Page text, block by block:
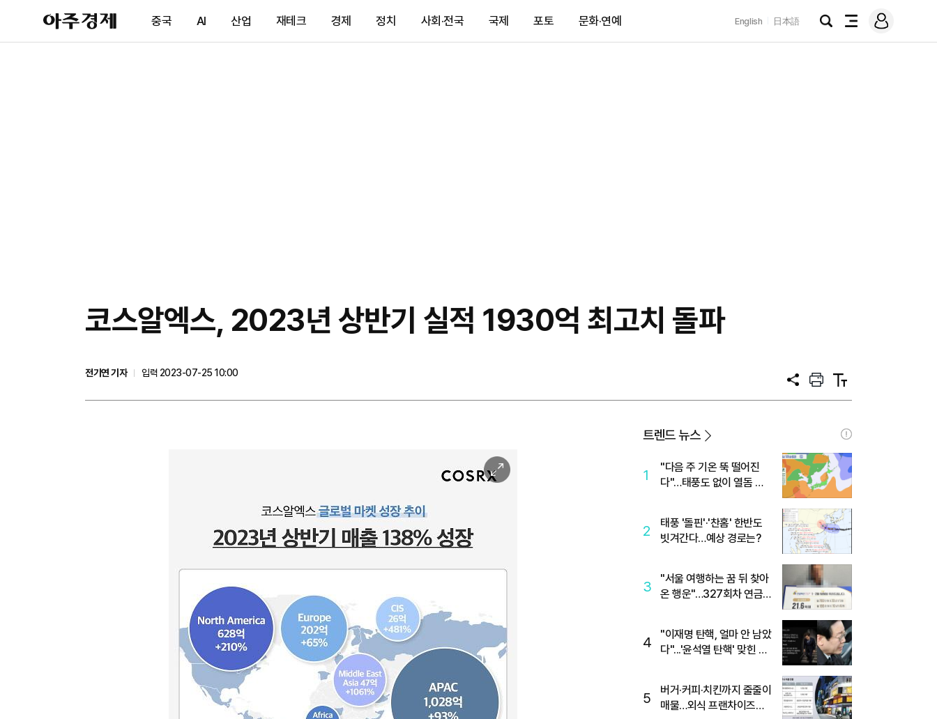
아
주
제
중국 AI 산업 재테크 경제 정치 사회·전국 국제 포토 문화·연예 English 日本語
검
전
메
그
코스알엑스, 2023년 상반기 실적 1930억 최고치 돌파
전기연 기자
입력 2023-07-25 10:00
공
프
트
텍
트
이
미
트렌드 뉴스
1
"다음 주 기온 뚝 떨어진
다"…태풍도 없이 열돔 박
2
태풍 '돌핀'·'찬홈' 한반도
빗겨간다…예상 경로는?
3
"서울 여행하는 꿈 뒤 찾아
온 행운"…327회차 연금
4
"이재명 탄핵, 얼마 안 남았
다"...'윤석열 탄핵' 맞힌 무
5
버거·커피·치킨까지 줄줄이
매물…외식 프랜차이즈